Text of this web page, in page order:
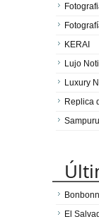
KERAI
Lujo
Luxury
Replica
Sampuru
El